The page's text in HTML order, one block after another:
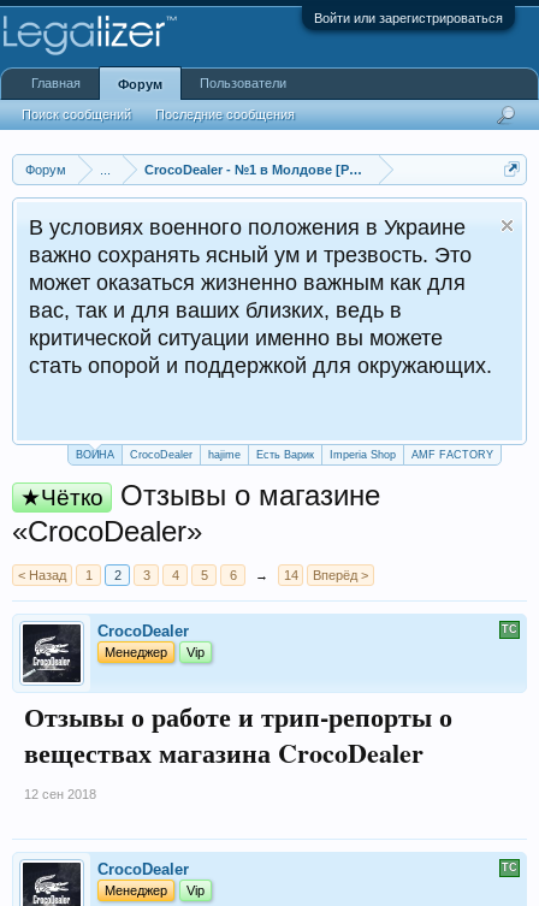
Войти или зарегистрироваться
Форум CrocoDealer - №1 в Молдове [Работа от 1500$]
В условиях военного положения в Украине
важно сохранять ясный ум и трезвость. Это
может оказаться жизненно важным как для
вас, так и для ваших близких, ведь в
критической ситуации именно вы можете
стать опорой и поддержкой для окружающих.
ВОЙНА CrocoDealer hajime Есть Варик Imperia Shop AMF FACTORY
★Чётко
Отзывы о магазине
«CrocoDealer»
< Назад 1 2 3 4 5 6 → 14 Вперёд >
CrocoDealer
Менеджер Vip
Отзывы о работе и трип-репорты о
веществах магазина CrocoDealer
12 сен 2018
CrocoDealer
Менеджер Vip
Главная Форум
Поиск сообщений Последние сообщения
Пользователи